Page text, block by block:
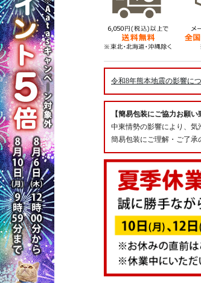
令和8年熊本地震の影響に
【簡易包装にご協力お願い
中東情勢の影響により、気
簡易包装にご理解・ご了承